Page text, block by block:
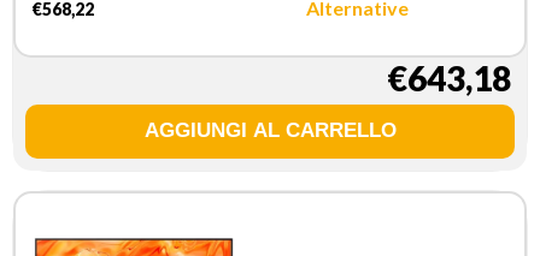
€568,22 Alternative
€643,18